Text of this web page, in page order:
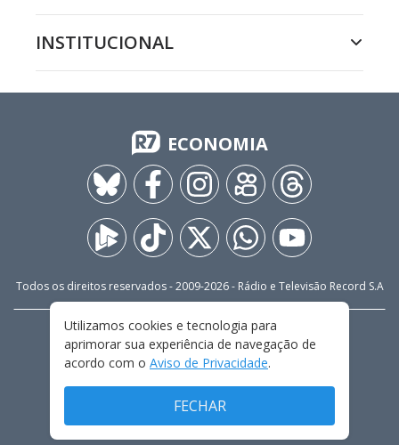
INSTITUCIONAL
ECONOMIA
Todos os direitos reservados - 2009-2026- Rádio e Televisão Record S.A
FALE CONOSCO
PRIVACIDADE
TERMOS E CONDIÇÕES DE USO
Utilizamos cookies e tecnologia para
aprimorar sua experiência de navegação de
acordo com o Aviso de Privacidade.
FECHAR